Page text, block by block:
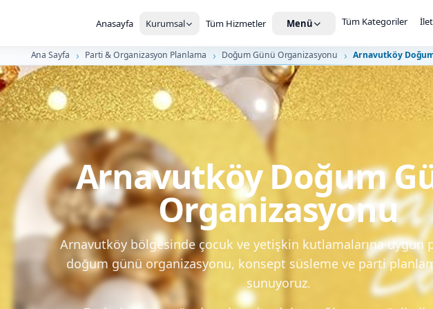
Anasayfa Kurumsal Tüm Hizmetler Menü Tüm Kategoriler
Ana Sayfa Parti & Organizasyon Planlama Doğum Günü Organizasyonu Arnavutköy
Arnavutköy Doğum
Organizasyonu
Arnavutköy bölgesinde çocuk ve yetişkin kutlamalarına uygun
doğum günü organizasyonu, konsept süsleme ve parti
sunuyoruz.